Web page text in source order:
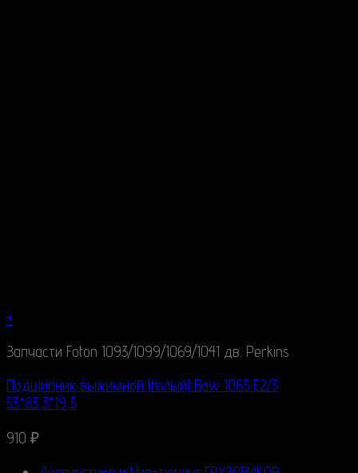
+
Запчасти Foton 1093/1099/1069/1041 дв. Perkins
Подшипник выжимной (голый) Baw 1065 E2/3
53*83,3*19,5
910 ₽